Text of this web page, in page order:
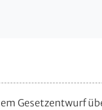
Gesetzentwurf